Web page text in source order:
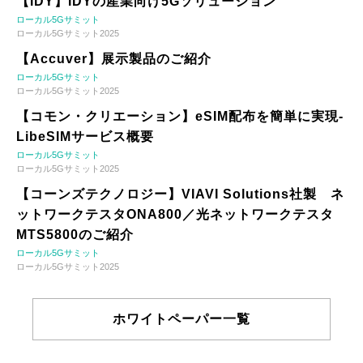
ローカル5Gサミット
ローカル5Gサミット2025
【Accuver】展示製品のご紹介
ローカル5Gサミット
ローカル5Gサミット2025
【コモン・クリエーション】eSIM配布を簡単に実現-
LibeSIMサービス概要
ローカル5Gサミット
ローカル5Gサミット2025
【コーンズテクノロジー】VIAVI Solutions社製 ネ
ットワークテスタONA800／光ネットワークテスタ
MTS5800のご紹介
ローカル5Gサミット
ローカル5Gサミット2025
ホワイトペーパー一覧